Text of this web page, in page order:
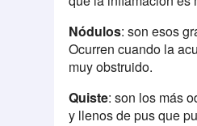
Nódulos: son esos
Ocurren cuando la
muy obstruido.
Quiste: son los más
y llenos de pus que